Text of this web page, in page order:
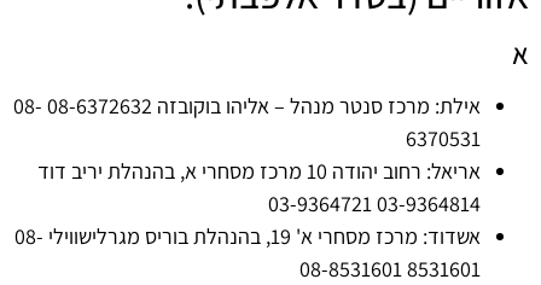
א
אילת: מרכז סנטר מנהל – אליהו בוקובזה 08-6372632 08-
6370531
אריאל: רחוב יהודה 10 מרכז מסחרי א, בהנהלת יריב דוד
03-9364814 03-9364721
אשדוד: מרכז מסחרי א' 19, בהנהלת בוריס מגרלישווילי 08-
8531601 08-8531601